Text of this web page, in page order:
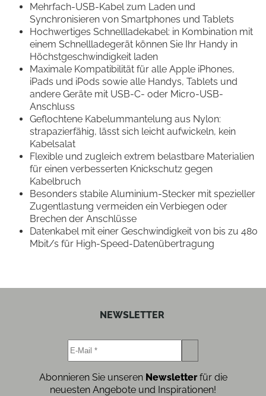
Mehrfach-USB-Kabel zum Laden und
Synchronisieren von Smartphones und Tablets
Hochwertiges Schnellladekabel: in Kombination mit
einem Schnellladegerät können Sie Ihr Handy in
Höchstgeschwindigkeit laden
Maximale Kompatibilität für alle Apple iPhones,
iPads und iPods sowie alle Handys, Tablets und
andere Geräte mit USB-C- oder Micro-USB-
Anschluss
Geflochtene Kabelummantelung aus Nylon:
strapazierfähig, lässt sich leicht aufwickeln, kein
Kabelsalat
Flexible und zugleich extrem belastbare Materialien
für einen verbesserten Knickschutz gegen
Kabelbruch
Besonders stabile Aluminium-Stecker mit spezieller
Zugentlastung vermeiden ein Verbiegen oder
Brechen der Anschlüsse
Datenkabel mit einer Geschwindigkeit von bis zu 480
Mbit/s für High-Speed-Datenübertragung
NEWSLETTER
Abonnieren Sie unseren Newsletterfür die
neuesten Angebote und Inspirationen!